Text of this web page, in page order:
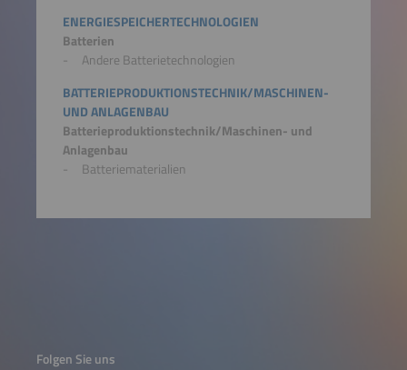
ENERGIESPEICHERTECHNOLOGIEN
Batterien
Andere Batterietechnologien
BATTERIEPRODUKTIONSTECHNIK/MASCHINEN-
UND ANLAGENBAU
Batterieproduktionstechnik/Maschinen- und
Anlagenbau
Batteriematerialien
Folgen Sie uns